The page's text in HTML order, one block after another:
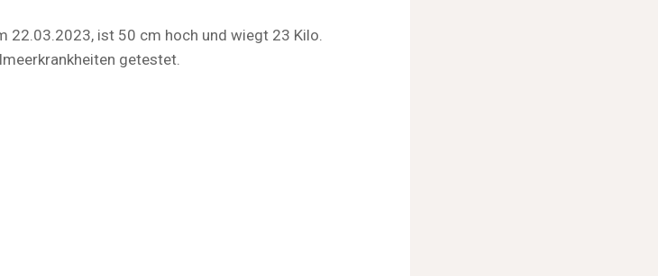
22.03.2023, ist 50 cm hoch und wiegt 23 Kilo.
getestet.